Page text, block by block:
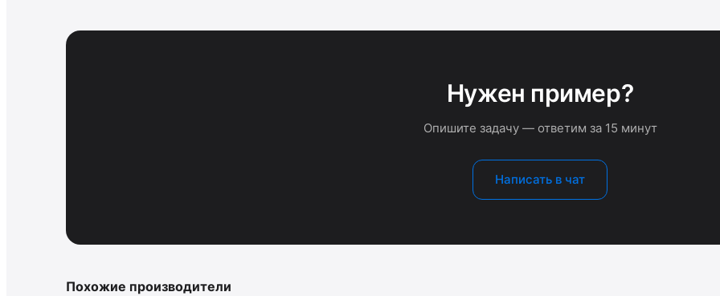
Нужен пример?
Опишите задачу — ответим за 15 минут
Написать в чат
Похожие производители